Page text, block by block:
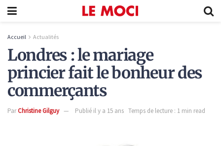
Accueil Actualités
Londres : le mariage
princier fait le bonheur des
commerçants
ParChristine Gilguy Publié il y a 15 ans Temps de lecture : 1 min read